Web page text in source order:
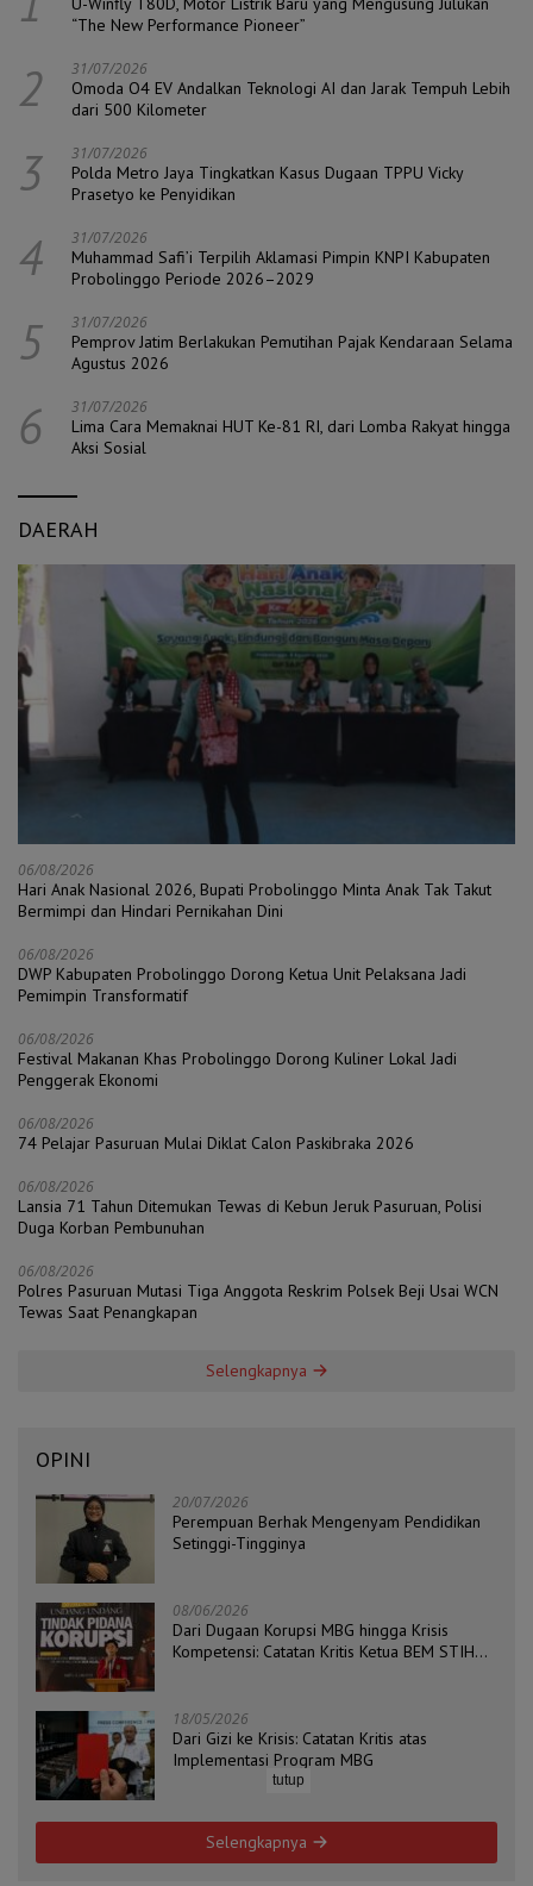
“The New Performance Pioneer”
2 31/07/2026
Omoda O4 EV Andalkan Teknologi AI dan Jarak Tempuh Lebih
dari 500 Kilometer
3 31/07/2026
Polda Metro Jaya Tingkatkan Kasus Dugaan TPPU Vicky
Prasetyo ke Penyidikan
4 31/07/2026
Muhammad Safi’i Terpilih Aklamasi Pimpin KNPI Kabupaten
Probolinggo Periode 2026–2029
5 31/07/2026
Pemprov Jatim Berlakukan Pemutihan Pajak Kendaraan Selama
Agustus 2026
6 31/07/2026
Lima Cara Memaknai HUT Ke-81 RI, dari Lomba Rakyat hingga
Aksi Sosial
DAERAH
06/08/2026
Hari Anak Nasional 2026, Bupati Probolinggo Minta Anak Tak Takut
Bermimpi dan Hindari Pernikahan Dini
06/08/2026
DWP Kabupaten Probolinggo Dorong Ketua Unit Pelaksana Jadi
Pemimpin Transformatif
06/08/2026
Festival Makanan Khas Probolinggo Dorong Kuliner Lokal Jadi
Penggerak Ekonomi
06/08/2026
74 Pelajar Pasuruan Mulai Diklat Calon Paskibraka 2026
06/08/2026
Lansia 71 Tahun Ditemukan Tewas di Kebun Jeruk Pasuruan, Polisi
Duga Korban Pembunuhan
06/08/2026
Polres Pasuruan Mutasi Tiga Anggota Reskrim Polsek Beji Usai WCN
Tewas Saat Penangkapan
Selengkapnya
OPINI
20/07/2026
Perempuan Berhak Mengenyam Pendidikan
Setinggi-Tingginya
08/06/2026
Dari Dugaan Korupsi MBG hingga Krisis
Kompetensi: Catatan Kritis Ketua BEM STIH
18/05/2026
Dari Gizi ke Krisis: Catatan Kritis atas
Implementasi Program MBG
Selengkapnya
tutup